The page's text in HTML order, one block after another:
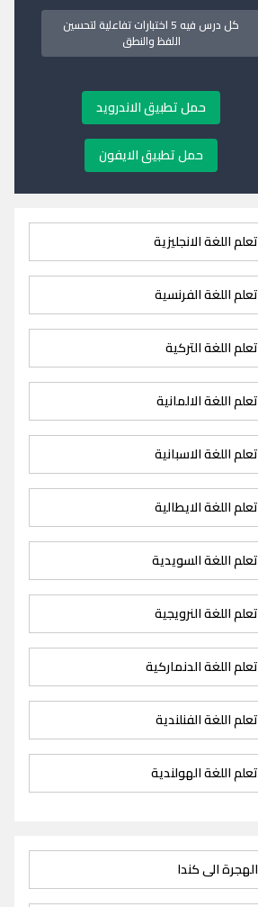
كل درس فيه 5 اختبارات تفاعلية لتحسين
اللفظ والنطق
حمل تطبيق الاندرويد
حمل تطبيق الايفون
تعلم اللغة الانجليزية
تعلم اللغة الفرنسية
تعلم اللغة التركية
تعلم اللغة الالمانية
تعلم اللغة الاسبانية
تعلم اللغة الايطالية
تعلم اللغة السويدية
تعلم اللغة النرويجية
تعلم اللغة الدنماركية
تعلم اللغة الفنلندية
تعلم اللغة الهولندية
الهجرة الى كندا